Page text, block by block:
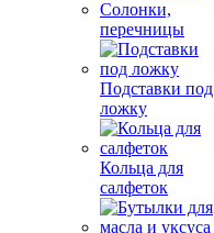
Солонки,
перечницы
Подставки под
ложку
Кольца для
салфеток